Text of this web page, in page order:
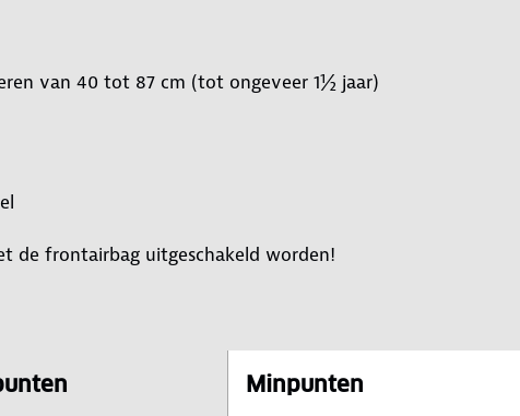
van 40 tot 87 cm (tot ongeveer 1½ jaar)
de frontairbag uitgeschakeld worden!
Minpunten